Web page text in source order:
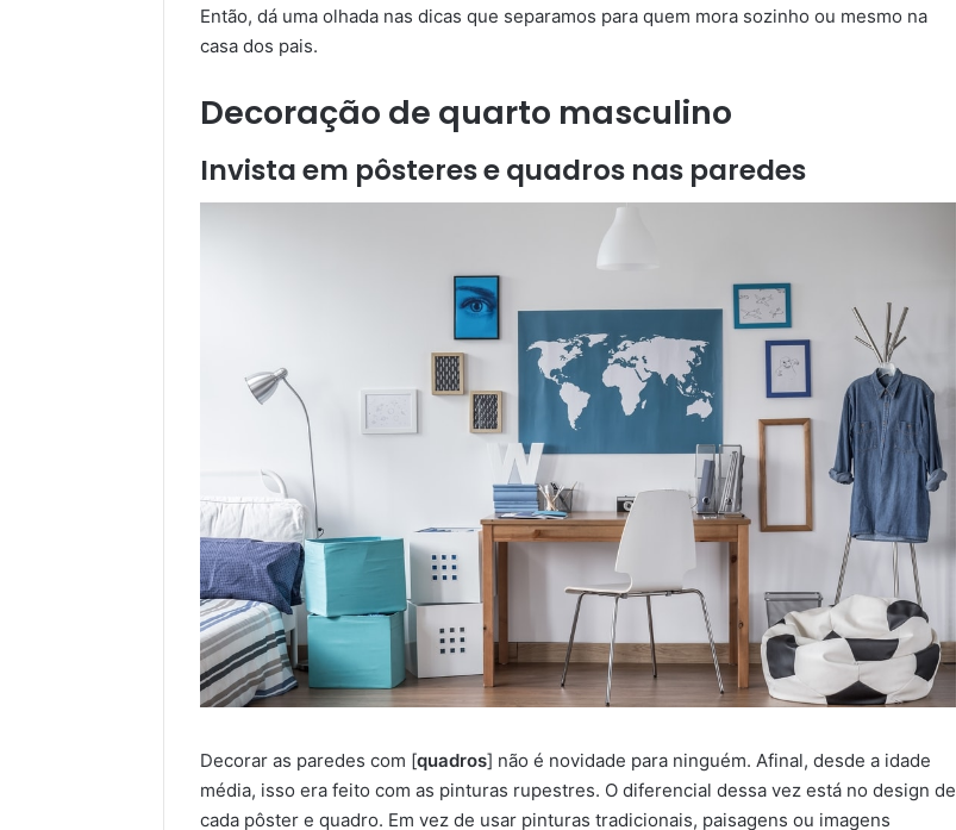
Então, dá uma olhada nas dicas que separamos para quem mora sozinho ou mesmo na
casa dos pais.
Decoração de quarto masculino
Invista em pôsteres e quadros nas paredes
Decorar as paredes com [quadros] não é novidade para ninguém. Afinal, desde a idade
média, isso era feito com as pinturas rupestres. O diferencial dessa vez está no design de
cada pôster e quadro. Em vez de usar pinturas tradicionais, paisagens ou imagens